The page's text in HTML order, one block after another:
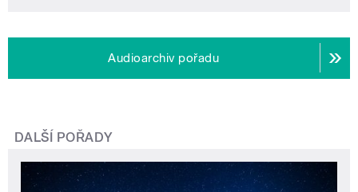
Audioarchiv pořadu
DALŠÍ POŘADY